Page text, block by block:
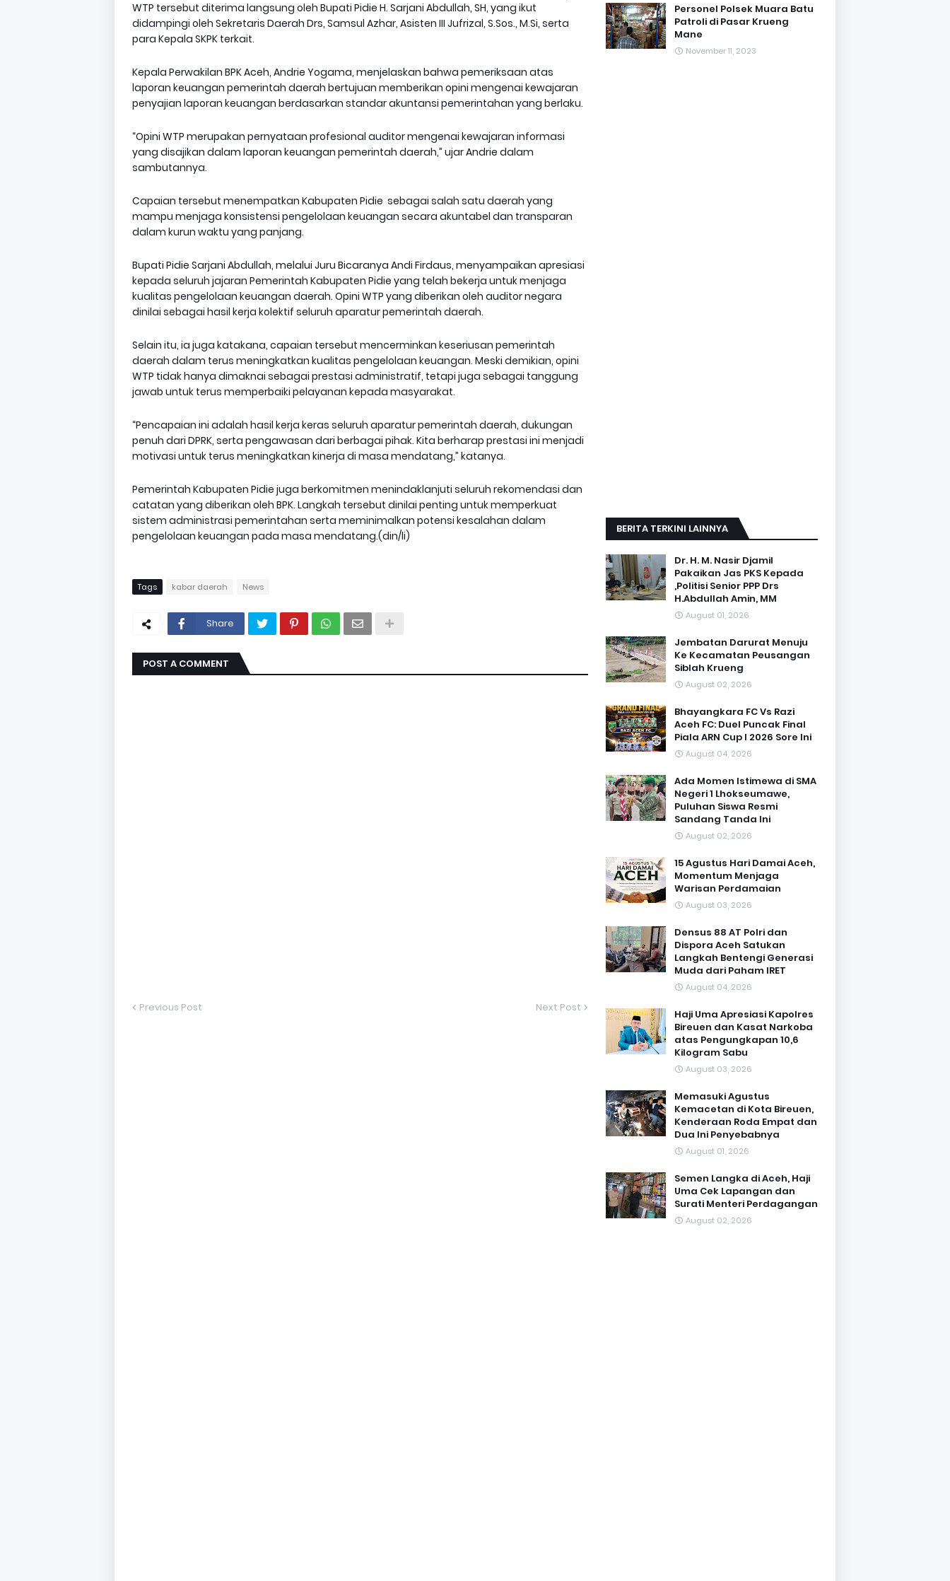
WTP tersebut diterima langsung oleh Bupati Pidie H. Sarjani Abdullah, SH, yang ikut
didampingi oleh Sekretaris Daerah Drs, Samsul Azhar, Asisten III Jufrizal, S.Sos., M.Si, serta
para Kepala SKPK terkait.
Kepala Perwakilan BPK Aceh, Andrie Yogama, menjelaskan bahwa pemeriksaan atas
laporan keuangan pemerintah daerah bertujuan memberikan opini mengenai kewajaran
penyajian laporan keuangan berdasarkan standar akuntansi pemerintahan yang berlaku.
“Opini WTP merupakan pernyataan profesional auditor mengenai kewajaran informasi
yang disajikan dalam laporan keuangan pemerintah daerah,” ujar Andrie dalam
sambutannya.
Capaian tersebut menempatkan Kabupaten Pidie sebagai salah satu daerah yang
mampu menjaga konsistensi pengelolaan keuangan secara akuntabel dan transparan
dalam kurun waktu yang panjang.
Bupati Pidie Sarjani Abdullah, melalui Juru Bicaranya Andi Firdaus, menyampaikan apresiasi
kepada seluruh jajaran Pemerintah Kabupaten Pidie yang telah bekerja untuk menjaga
kualitas pengelolaan keuangan daerah. Opini WTP yang diberikan oleh auditor negara
dinilai sebagai hasil kerja kolektif seluruh aparatur pemerintah daerah.
Selain itu, ia juga katakana, capaian tersebut mencerminkan keseriusan pemerintah
daerah dalam terus meningkatkan kualitas pengelolaan keuangan. Meski demikian, opini
WTP tidak hanya dimaknai sebagai prestasi administratif, tetapi juga sebagai tanggung
jawab untuk terus memperbaiki pelayanan kepada masyarakat.
“Pencapaian ini adalah hasil kerja keras seluruh aparatur pemerintah daerah, dukungan
penuh dari DPRK, serta pengawasan dari berbagai pihak. Kita berharap prestasi ini menjadi
motivasi untuk terus meningkatkan kinerja di masa mendatang,” katanya.
Pemerintah Kabupaten Pidie juga berkomitmen menindaklanjuti seluruh rekomendasi dan
catatan yang diberikan oleh BPK. Langkah tersebut dinilai penting untuk memperkuat
sistem administrasi pemerintahan serta meminimalkan potensi kesalahan dalam
pengelolaan keuangan pada masa mendatang.(din/li)
Tags kabar daerah News
Share
POST A COMMENT
Previous Post Next Post
Personel Polsek Muara Batu
Patroli di Pasar Krueng
Mane
November 11, 2023
BERITA TERKINI LAINNYA
Dr. H. M. Nasir Djamil
Pakaikan Jas PKS Kepada
,Politisi Senior PPP Drs
H.Abdullah Amin, MM
August 01, 2026
Jembatan Darurat Menuju
Ke Kecamatan Peusangan
Siblah Krueng
August 02, 2026
Bhayangkara FC Vs Razi
Aceh FC: Duel Puncak Final
Piala ARN Cup I 2026 Sore Ini
August 04, 2026
Ada Momen Istimewa di SMA
Negeri 1 Lhokseumawe,
Puluhan Siswa Resmi
Sandang Tanda Ini
August 02, 2026
15 Agustus Hari Damai Aceh,
Momentum Menjaga
Warisan Perdamaian
August 03, 2026
Densus 88 AT Polri dan
Dispora Aceh Satukan
Langkah Bentengi Generasi
Muda dari Paham IRET
August 04, 2026
Haji Uma Apresiasi Kapolres
Bireuen dan Kasat Narkoba
atas Pengungkapan 10,6
Kilogram Sabu
August 03, 2026
Memasuki Agustus
Kemacetan di Kota Bireuen,
Kenderaan Roda Empat dan
Dua Ini Penyebabnya
August 01, 2026
Semen Langka di Aceh, Haji
Uma Cek Lapangan dan
Surati Menteri Perdagangan
August 02, 2026